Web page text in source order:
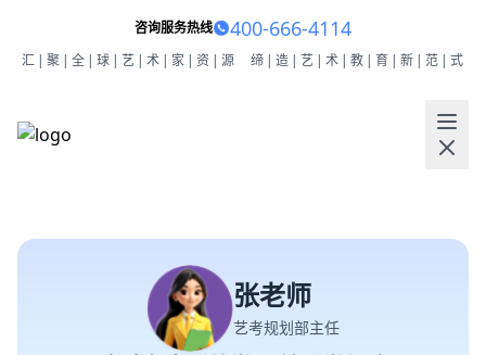
咨询服务热线 400-666-4114
汇|聚|全|球|艺|术|家|资|源 缔|造|艺|术|教|育|新|范|式
张老师
艺考规划部主任